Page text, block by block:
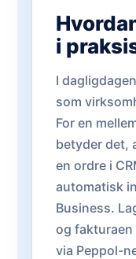
i
I
som
For en
betyder det,
en ordre i
automatisk
Business.
og
via Peppol-